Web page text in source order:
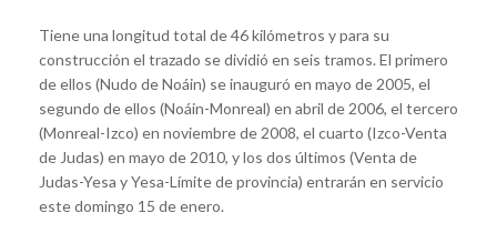
Tiene una longitud total de 46 kilómetros y para su
construcción el trazado se dividió en seis tramos. El primero
de ellos (Nudo de Noáin) se inauguró en mayo de 2005, el
segundo de ellos (Noáin-Monreal) en abril de 2006, el tercero
(Monreal-Izco) en noviembre de 2008, el cuarto (Izco-Venta
de Judas) en mayo de 2010, y los dos últimos (Venta de
Judas-Yesa y Yesa-Límite de provincia) entrarán en servicio
este domingo 15 de enero.